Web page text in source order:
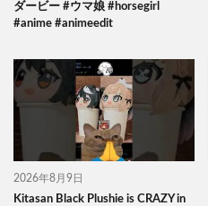
ダービー #ウマ娘 #horsegirl
#anime #animeedit
2026年8月9日
Kitasan Black Plushie is CRAZY in